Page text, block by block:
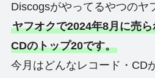
Discogsがやってるやつのヤ
ヤフオクで2024年8月に売
CDのトップ20です。
今月はどんなレコード・CD